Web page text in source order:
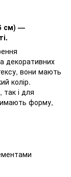
см) —
декоративних
вони мають
колір.
так і для
форму,